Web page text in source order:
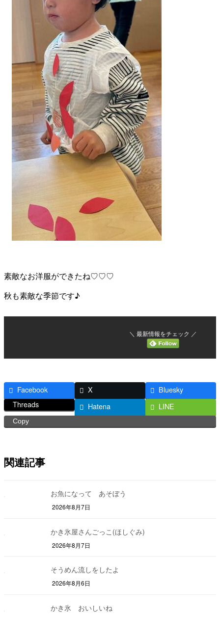
素敵なお洋服ができたね♡♡♡
秋も素敵な季節です♪
＼ 最新情報をチェック ／
Facebook X
Bluesky
Threads
Hatena LINE
Copy
関連記事
お魚になって あそぼう
2026年8月7日
かき氷屋さんごっこ(ほしぐみ)
2026年8月7日
そうめん流しをしたよ
2026年8月6日
かき氷 おいしいね